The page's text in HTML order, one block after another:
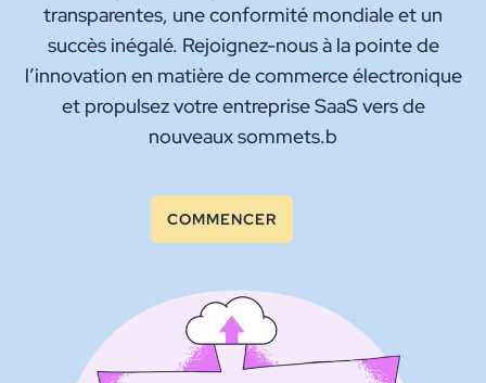
transparentes, une conformité mondiale et un
succès inégalé. Rejoignez-nous à la pointe de
l’innovation en matière de commerce électronique
et propulsez votre entreprise SaaS vers de
nouveaux sommets.b
COMMENCER